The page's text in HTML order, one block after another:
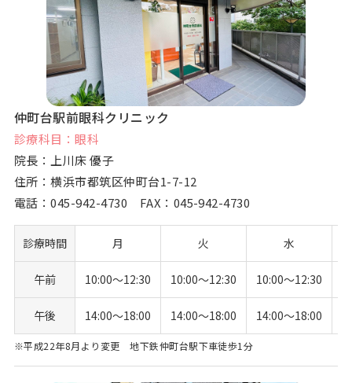
仲町台駅前眼科クリニック
診療科目：眼科
院長：上川床 優子
住所：横浜市都筑区仲町台1-7-12
電話：045-942-4730 FAX：045-942-4730
診療時間 月 火 水
午前 10:00〜12:30 10:00〜12:30 10:00〜12:30
午後 14:00〜18:00 14:00〜18:00 14:00〜18:00
※平成22年8月より変更 地下鉄仲町台駅下車徒歩1分